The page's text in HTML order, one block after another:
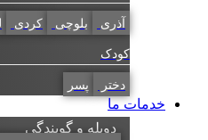
بلوچی کردی لری
کودک
پسر
خدمات ما
دوبله و گویندگی